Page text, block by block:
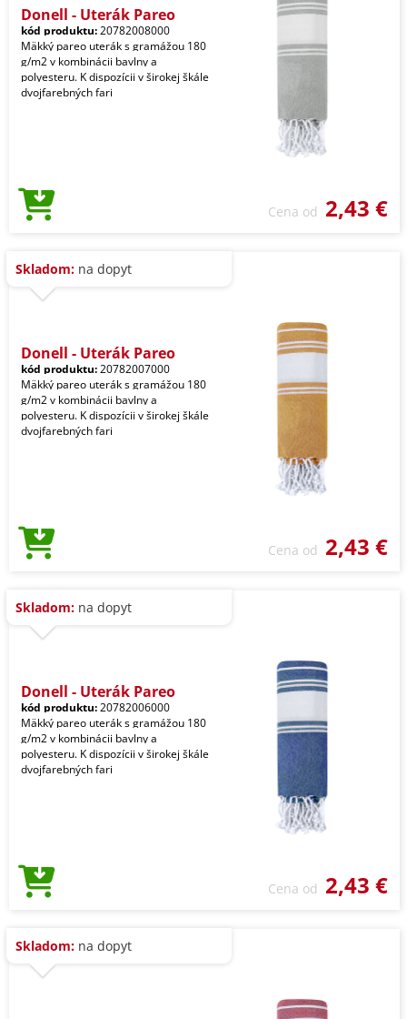
Donell - Uterák Pareo
kód produktu:20782008000
Mäkký pareo uterák s gramážou 180
g/m2 v kombinácii bavlny a
polyesteru. K dispozícii v širokej škále
dvojfarebných fari
Cena od 2,43 €
Skladom: na dopyt
Donell - Uterák Pareo
kód produktu:20782007000
Mäkký pareo uterák s gramážou 180
g/m2 v kombinácii bavlny a
polyesteru. K dispozícii v širokej škále
dvojfarebných fari
Cena od 2,43 €
Skladom: na dopyt
Donell - Uterák Pareo
kód produktu:20782006000
Mäkký pareo uterák s gramážou 180
g/m2 v kombinácii bavlny a
polyesteru. K dispozícii v širokej škále
dvojfarebných fari
Cena od 2,43 €
Skladom: na dopyt